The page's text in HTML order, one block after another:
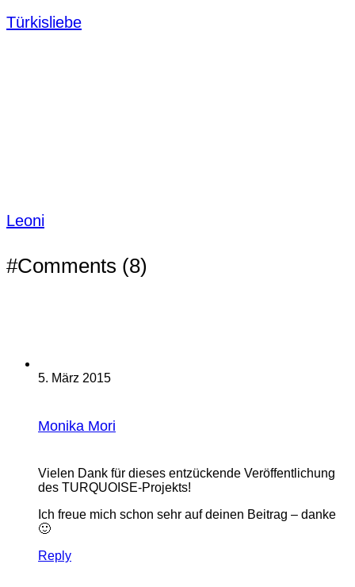
Türkisliebe
Leoni
#Comments (8)
5. März 2015
Monika Mori
Vielen Dank für dieses entzückende Veröffentlichung
des TURQUOISE-Projekts!
Ich freue mich schon sehr auf deinen Beitrag – danke
🙂
Reply